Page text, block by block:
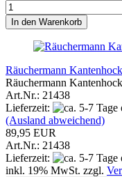
In den Warenkorb
Räuchermann
Räuchermann
Art.Nr.: 21438
Lieferzeit:
(Ausland abweichend)
89,95 EUR
Art.Nr.: 21438
Lieferzeit:
inkl. 19% MwSt. zzgl.